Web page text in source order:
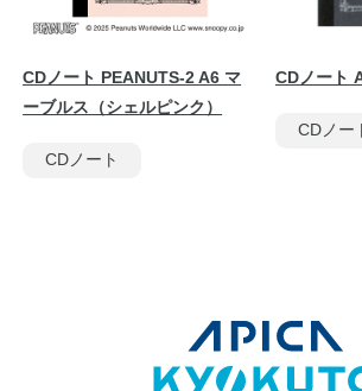
CDノート PEANUTS-2 A6 マ
ーブルス（シェルピンク）
CDノート
CDノート
CDノー